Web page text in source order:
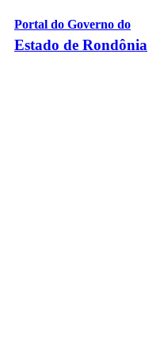
Portal do Governo do
Estado de Rondônia